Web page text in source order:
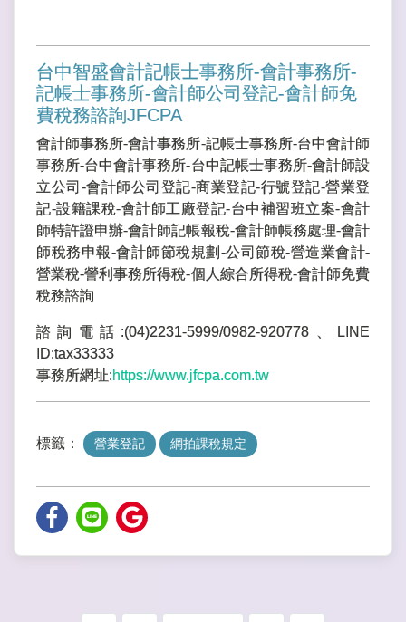
台中智盛會計記帳士事務所-會計事務所-
記帳士事務所-會計師公司登記-會計師免
費稅務諮詢JFCPA
會計師事務所-會計事務所-記帳士事務所-台中會計師
事務所-台中會計事務所-台中記帳士事務所-會計師設
立公司-會計師公司登記-商業登記-行號登記-營業登
記-設籍課稅-會計師工廠登記-台中補習班立案-會計
師特許證申辦-會計師記帳報稅-會計師帳務處理-會計
師稅務申報-會計師節稅規劃-公司節稅-營造業會計-
營業稅-謍利事務所得稅-個人綜合所得稅-會計師免費
稅務諮詢
諮詢電話:(04)2231-5999/0982-920778、LINE
ID:tax33333
事務所網址:https://www.jfcpa.com.tw
標籤： 營業登記 網拍課稅規定